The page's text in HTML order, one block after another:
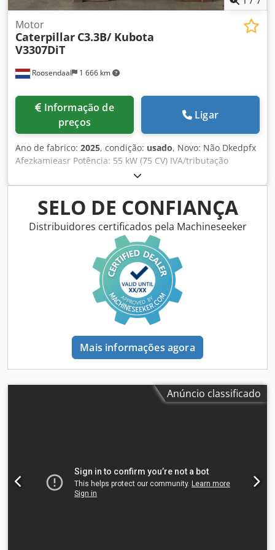
Roosendaal 1 666 km
Motor
Caterpillar C3.3B/ Kubota
V3307DiT
preços
Ligar
Ano de fabrico: 2025, condição: usado, Novo: Não Dkedpfx
Afezkamieasr Potência: 55 kW (75 CV) IVA/tributação
SELO DE CONFIANÇA
Distribuidores certificados pela Machineseeker
Mais informações agora
Anúncio classificado